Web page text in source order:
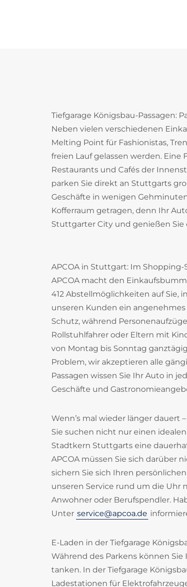
Tiefgarage Königsbau-Passagen:
Neben vielen verschiedenen
Melting Point für Fashionistas,
freien Lauf gelassen werden.
Restaurants und Cafés der
parken Sie direkt an Stuttgarts
Geschäfte in wenigen
Kofferraum getragen, denn Ihr
Stuttgarter City und genießen
APCOA in Stuttgart: Im Shopping-
APCOA macht den
412 Abstellmöglichkeiten auf Sie,
unseren Kunden ein
Schutz, während
Rollstuhlfahrer oder Eltern mit
von Montag bis Sonntag
Problem, wir akzeptieren alle
Passagen wissen Sie Ihr Auto in
Geschäfte und
Wenn’s mal wieder länger dauert –
Sie suchen nicht nur einen
Stadtkern Stuttgarts eine
APCOA müssen Sie sich darüber
sichern Sie sich Ihren
unseren Service rund um die Uhr
Anwohner oder Berufspendler.
Unter service@apcoa.de
E-Laden in der Tiefgarage
Während des Parkens können
tanken. In der Tiefgarage
Ladestationen für